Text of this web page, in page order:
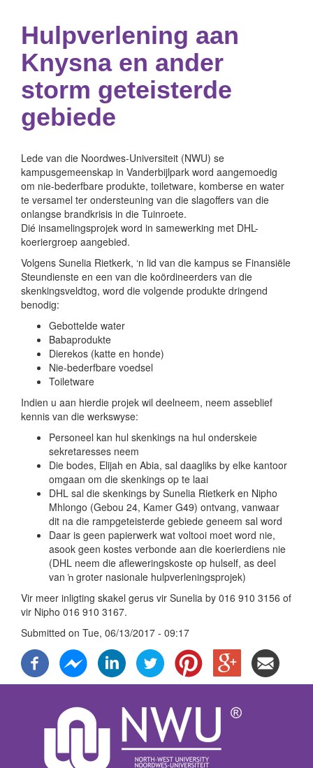
Hulpverlening aan
Knysna en ander
storm geteisterde
gebiede
Lede van die Noordwes-Universiteit (NWU) se
kampusgemeenskap in Vanderbijlpark word aangemoedig
om nie-bederfbare produkte, toiletware, komberse en water
te versamel ter ondersteuning van die slagoffers van die
onlangse brandkrisis in die Tuinroete.
Dié insamelingsprojek word in samewerking met DHL-
koeriergroep aangebied.
Volgens Sunelia Rietkerk, ‘n lid van die kampus se Finansiële
Steundienste en een van die koördineerders van die
skenkingsveldtog, word die volgende produkte dringend
benodig:
Gebottelde water
Babaprodukte
Dierekos (katte en honde)
Nie-bederfbare voedsel
Toiletware
Indien u aan hierdie projek wil deelneem, neem asseblief
kennis van die werkswyse:
Personeel kan hul skenkings na hul onderskeie
sekretaresses neem
Die bodes, Elijah en Abia, sal daagliks by elke kantoor
omgaan om die skenkings op te laai
DHL sal die skenkings by Sunelia Rietkerk en Nipho
Mhlongo (Gebou 24, Kamer G49) ontvang, vanwaar
dit na die rampgeteisterde gebiede geneem sal word
Daar is geen papierwerk wat voltooi moet word nie,
asook geen kostes verbonde aan die koerierdiens nie
(DHL neem die afleweringskoste op hulself, as deel
van ŉ groter nasionale hulpverleningsprojek)
Vir meer inligting skakel gerus vir Sunelia by 016 910 3156 of
vir Nipho 016 910 3167.
Submitted on Tue, 06/13/2017 - 09:17